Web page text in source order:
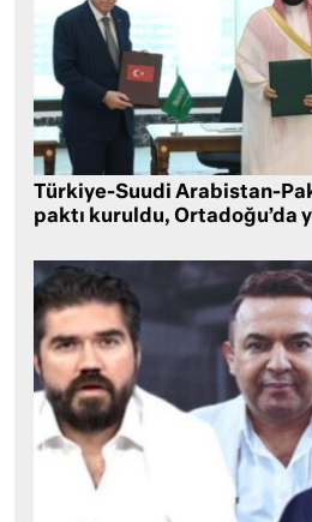
Türkiye-Suudi Arabistan-
paktı kuruldu, Ortadoğu’da